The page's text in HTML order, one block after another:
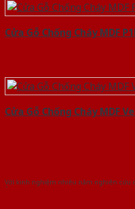
Cửa Gỗ Chống Cháy MDF
Cửa Gỗ Chống Cháy MDF
Với kinh nghiệm nhiêu năm nghiên cứu